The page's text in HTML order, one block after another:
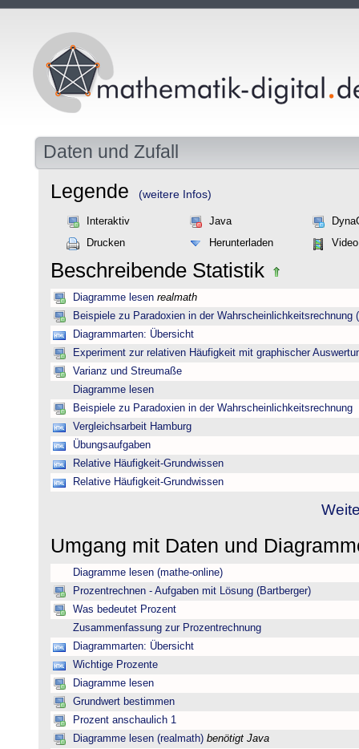
Daten und Zufall
Legende (weitere Infos)
Interaktiv Java
Drucken
Herunterladen Video
Beschreibende Statistik
Diagramme lesen realmath
Beispiele zu Paradoxien in der Wahrscheinlichkeitsrechnung
Diagrammarten: Übersicht
Experiment zur relativen Häufigkeit mit graphischer
Varianz und Streumaße
Diagramme lesen
Beispiele zu Paradoxien in der Wahrscheinlichkeitsrechnung
Vergleichsarbeit Hamburg
Übungsaufgaben
Relative Häufigkeit-Grundwissen
Relative Häufigkeit-Grundwissen
Umgang mit Daten und
Diagramme lesen (mathe-online)
Prozentrechnen - Aufgaben mit Lösung (Bartberger)
Was bedeutet Prozent
Zusammenfassung zur Prozentrechnung
Diagrammarten: Übersicht
Wichtige Prozente
Diagramme lesen
Grundwert bestimmen
Prozent anschaulich 1
Diagramme lesen (realmath) benötigt Java